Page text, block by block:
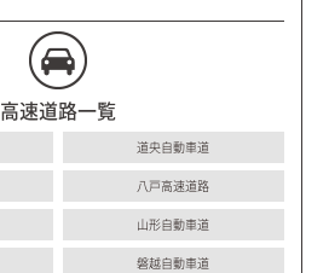
高速道路一覧
道央自動車道
八戸高速道路
山形自動車道
磐越自動車道